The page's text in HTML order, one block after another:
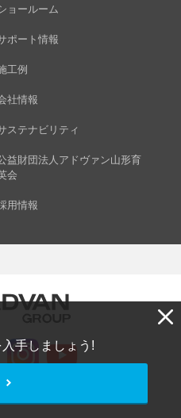
手しましょう!
ョールーム
ポート情報
工例
社情報
ステナビリティ
益財団法人アドヴァン山形育
会
用情報